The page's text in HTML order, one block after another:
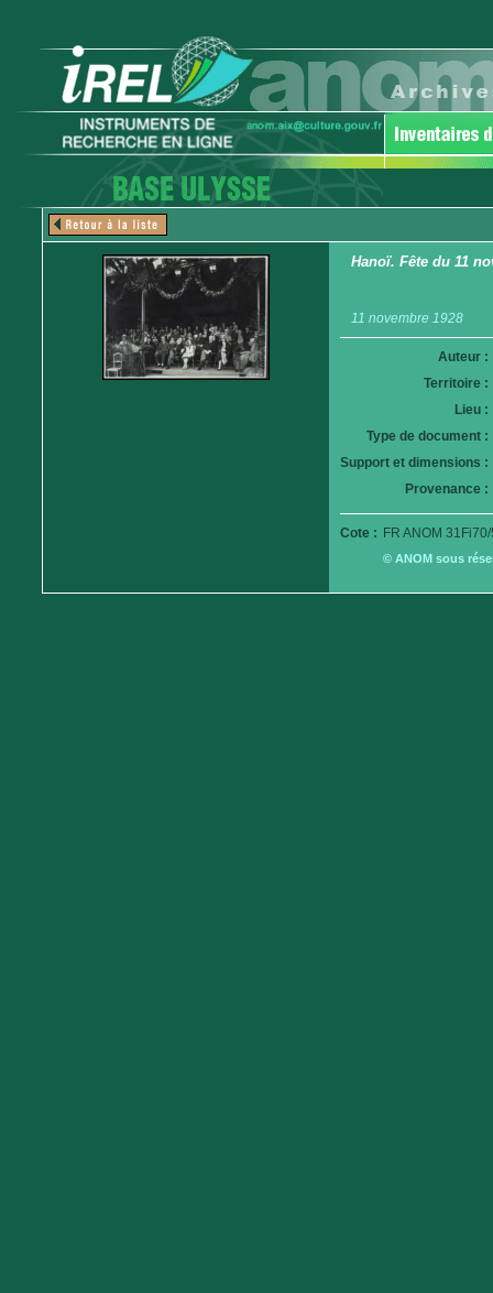
Hanoï. Fête du 11
11 novembre 1928
Auteur :
Territoire :
Lieu :
Type de document :
Support et dimensions :
Provenance :
Cote : FR ANOM
© ANOM sous